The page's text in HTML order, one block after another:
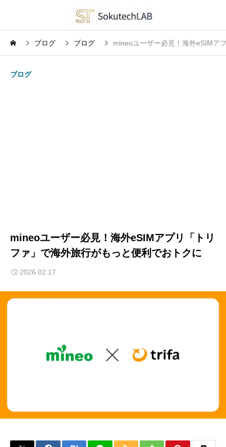
ブログ ブログ mineoユーザー必見！海外eSIMア
ブログ
mineoユーザー必見！海外eSIMアプリ「トリ
ファ」で海外旅行がもっと便利でおトクに
2026.02.17